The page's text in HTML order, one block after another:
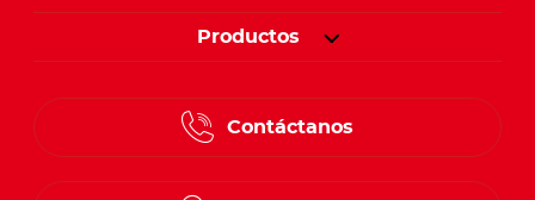
Productos
Contáctanos